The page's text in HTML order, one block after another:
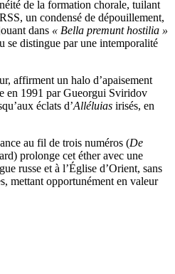
de la formation chorale, tuilant
un condensé de dépouillement,
dans « Bella premunt hostilia »
se distingue par une intemporalité
affirment un halo d’apaisement
en 1991 par Gueorgui Sviridov
éclats d’Alléluias irisés, en
au fil de trois numéros (De
prolonge cet éther avec une
russe et à l’Église d’Orient, sans
mettant opportunément en valeur